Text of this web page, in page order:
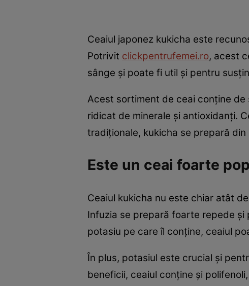
Ceaiul japonez kukicha este
Potrivit clickpentrufemei.ro, acest
sânge și poate fi util și pentru
Acest sortiment de ceai conține
ridicat de minerale și antioxidanți.
tradiționale, kukicha se prepară
Este un ceai foarte
Ceaiul kukicha nu este chiar atât
Infuzia se prepară foarte repede și
potasiu pe care îl conține, ceaiul
În plus, potasiul este crucial și
beneficii, ceaiul conține și